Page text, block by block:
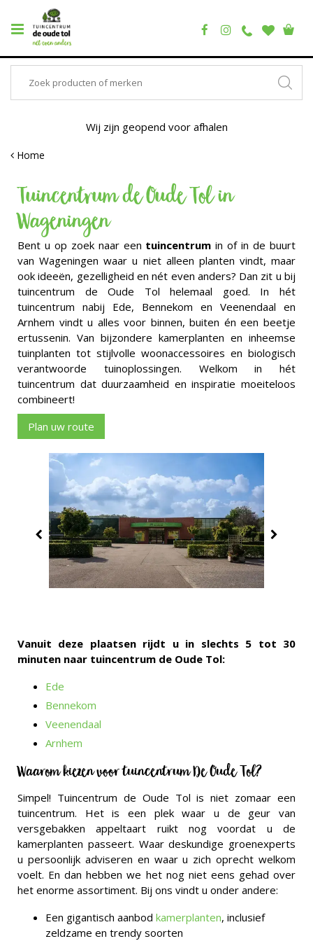
Wij zijn geopend voor afhalen
Home
Tuincentrum de Oude Tol in
Wageningen
Bent u op zoek naar een tuincentrum in of in de buurt
van Wageningen waar u niet alleen planten vindt, maar
ook ideeën, gezelligheid en nét even anders? Dan zit u bij
tuincentrum de Oude Tol helemaal goed. In hét
tuincentrum nabij Ede, Bennekom en Veenendaal en
Arnhem vindt u alles voor binnen, buiten én een beetje
ertussenin. Van bijzondere kamerplanten en inheemse
tuinplanten tot stijlvolle woonaccessoires en biologisch
verantwoorde tuinoplossingen. Welkom in hét
tuincentrum dat duurzaamheid en inspiratie moeiteloos
combineert!
Plan uw route
Vanuit deze plaatsen rijdt u in slechts 5 tot 30
minuten naar tuincentrum de Oude Tol:
Ede
Bennekom
Veenendaal
Arnhem
Waarom kiezen voor tuincentrum De Oude Tol?
Simpel! Tuincentrum de Oude Tol is niet zomaar een
tuincentrum. Het is een plek waar u de geur van
versgebakken appeltaart ruikt nog voordat u de
kamerplanten passeert. Waar deskundige groenexperts
u persoonlijk adviseren en waar u zich oprecht welkom
voelt. En dan hebben we het nog niet eens gehad over
het enorme assortiment. Bij ons vindt u onder andere:
Een gigantisch aanbod kamerplanten, inclusief
zeldzame en trendy soorten